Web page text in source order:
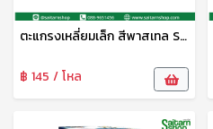
ตะแกรงเหลี่ยมเล็ก สีพาสเทล S-0078 Sip
฿ 145 / โหล